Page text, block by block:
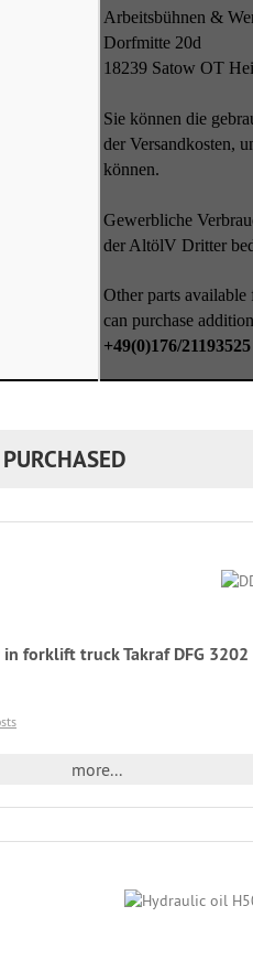
Arbeitsbühnen &
Dorfmitte 20d
18239 Satow OT
Sie können die
der Versandkosten,
können.
Gewerbliche
der AltölV Dritter
Other parts
can purchase
+49(0)176/
forklift truck Takraf DFG 3202
more...